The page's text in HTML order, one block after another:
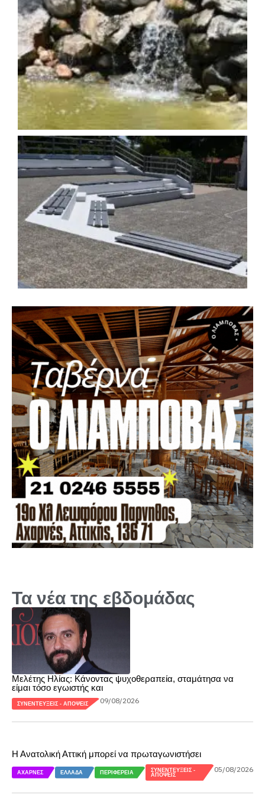
Τα νέα της εβδομάδας
Μελέτης Ηλίας: Κάνοντας ψυχοθεραπεία, σταμάτησα να
είμαι τόσο εγωιστής και
ΣΥΝΕΝΤΕΎΞΕΙΣ - ΑΠΌΨΕΙΣ 09/08/2026
Η Ανατολική Αττική μπορεί να πρωταγωνιστήσει
ΑΧΑΡΝΈΣ ΕΛΛΆΔΑ ΠΕΡΙΦΈΡΕΙΑ
ΣΥΝΕΝΤΕΎΞΕΙΣ -
ΑΠΌΨΕΙΣ
05/08/2026